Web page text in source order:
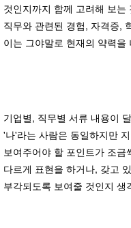
것인지까지 함께 고려해 보
직무와 관련된 경험, 자격증,
이는 그야말로 현재의 약력
기업별, 직무별 서류 내용이
'나'라는 사람은 동일하지만
보여주어야 할 포인트가 조
다르게 표현을 하거나, 갖고
부각되도록 보여줄 것인지 생